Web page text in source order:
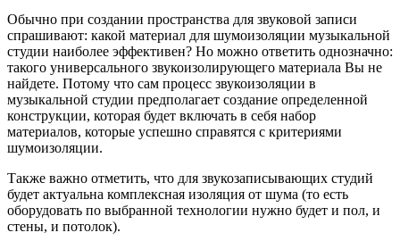
Обычно при создании пространства для звуковой записи
спрашивают: какой материал для шумоизоляции музыкальной
студии наиболее эффективен? Но можно ответить однозначно:
такого универсального звукоизолирующего материала Вы не
найдете. Потому что сам процесс звукоизоляции в
музыкальной студии предполагает создание определенной
конструкции, которая будет включать в себя набор
материалов, которые успешно справятся с критериями
шумоизоляции.
Также важно отметить, что для звукозаписывающих студий
будет актуальна комплексная изоляция от шума (то есть
оборудовать по выбранной технологии нужно будет и пол, и
стены, и потолок).